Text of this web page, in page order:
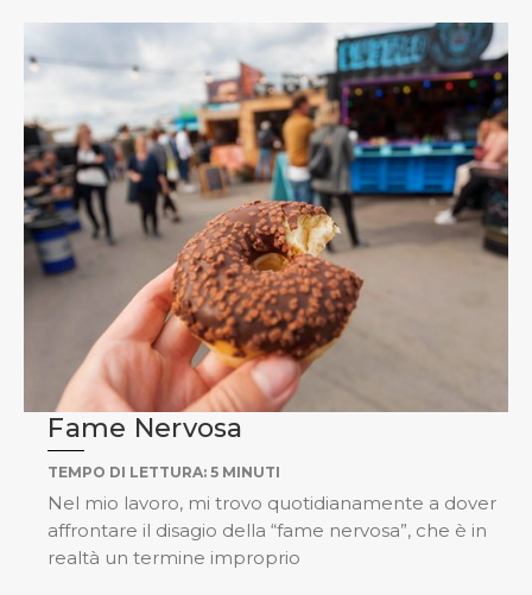
Fame Nervosa
TEMPO DI LETTURA: 5 MINUTI
Nel mio lavoro, mi trovo quotidianamente a dover
affrontare il disagio della “fame nervosa”, che è in
realtà un termine improprio